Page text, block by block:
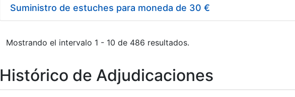
Suministro de estuches para moneda de 30 €
Mostrando el intervalo 1 - 10 de 486 resultados.
Histórico de Adjudicaciones